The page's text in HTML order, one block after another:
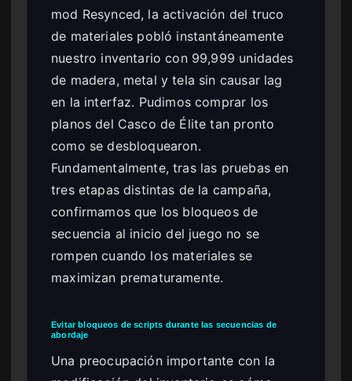
mod Resynced, la activación del truco
de materiales pobló instantáneamente
nuestro inventario con 99,999 unidades
de madera, metal y tela sin causar lag
en la interfaz. Pudimos comprar los
planos del Casco de Élite tan pronto
como se desbloquearon.
Fundamentalmente, tras las pruebas en
tres etapas distintas de la campaña,
confirmamos que los bloqueos de
secuencia al inicio del juego no se
rompen cuando los materiales se
maximizan prematuramente.
Evitar bloqueos de scripts durante las secuencias de
abordaje
Una preocupación importante con la